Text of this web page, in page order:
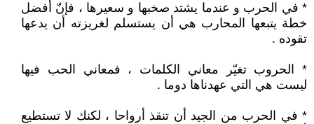
* في الحرب و عندما يشتد صخبها و سعيرها ، فإنّ أفضل
خطة يتبعها المحارب هي أن يستسلم لغريزته أن يدعها
تقوده .
* الحروب تغيّر معاني الكلمات ، فمعاني الحب فيها
ليست هي التي عهدناها دوما .
* في الحرب من الجيد أن تنقذ أرواحا ، لكنك لا تستطيع